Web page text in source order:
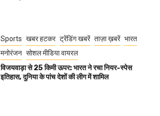
Sports खबर हटकर ट्रेंडिंग खबरें ताज़ा ख़बरें भारत
मनोरंजन सोशल मीडिया वायरल
विजयवाड़ा से 25 किमी ऊपर: भारत ने रचा नियर-स्पेस
इतिहास, दुनिया के पांच देशों की लीग में शामिल